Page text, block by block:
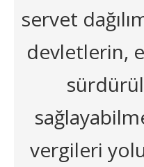
servet
devletlerin,
vergileri